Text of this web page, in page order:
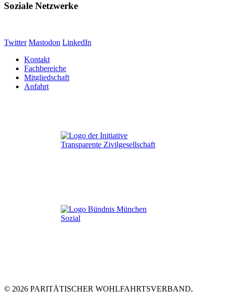
Soziale Netzwerke
Twitter Mastodon LinkedIn
Kontakt
Fachbereiche
Mitgliedschaft
Anfahrt
© 2026 PARITÄTISCHER WOHLFAHRTSVERBAND,